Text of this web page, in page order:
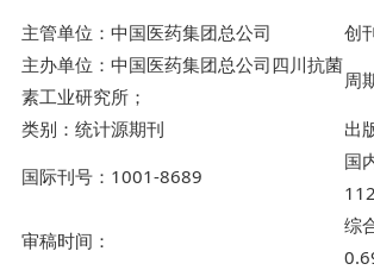
主管单位：中国医药集团总公司
创
主办单位：中国医药集团总公司四川抗菌
素工业研究所；
周
类别：统计源期刊
出
国际刊号：1001-8689
国
审稿时间：
综